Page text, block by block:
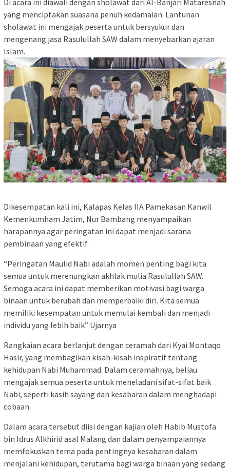
yang menciptakan suasana penuh kedamaian. Lantunan
sholawat ini mengajak peserta untuk bersyukur dan
mengenang jasa Rasulullah SAW dalam menyebarkan ajaran
Islam.
Dikesempatan kali ini, Kalapas Kelas IIA Pamekasan Kanwil
Kemenkumham Jatim, Nur Bambang menyampaikan
harapannya agar peringatan ini dapat menjadi sarana
pembinaan yang efektif.
“Peringatan Maulid Nabi adalah momen penting bagi kita
semua untuk merenungkan akhlak mulia Rasulullah SAW.
Semoga acara ini dapat memberikan motivasi bagi warga
binaan untuk berubah dan memperbaiki diri. Kita semua
memiliki kesempatan untuk memulai kembali dan menjadi
individu yang lebih baik” Ujarnya
Rangkaian acara berlanjut dengan ceramah dari Kyai Montaqo
Hasir, yang membagikan kisah-kisah inspiratif tentang
kehidupan Nabi Muhammad. Dalam ceramahnya, beliau
mengajak semua peserta untuk meneladani sifat-sifat baik
Nabi, seperti kasih sayang dan kesabaran dalam menghadapi
cobaan.
Dalam acara tersebut diisi dengan kajian oleh Habib Mustofa
bin Idrus Alkhirid asal Malang dan dalam penyampaiannya
memfokuskan tema pada pentingnya kesabaran dalam
menjalani kehidupan, terutama bagi warga binaan yang sedang